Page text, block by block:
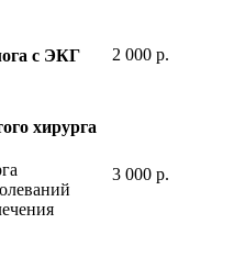
с ЭКГ 2 000 р.
хирурга
3 000 р.